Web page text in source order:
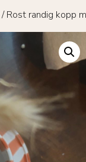
/ Rost randig kopp